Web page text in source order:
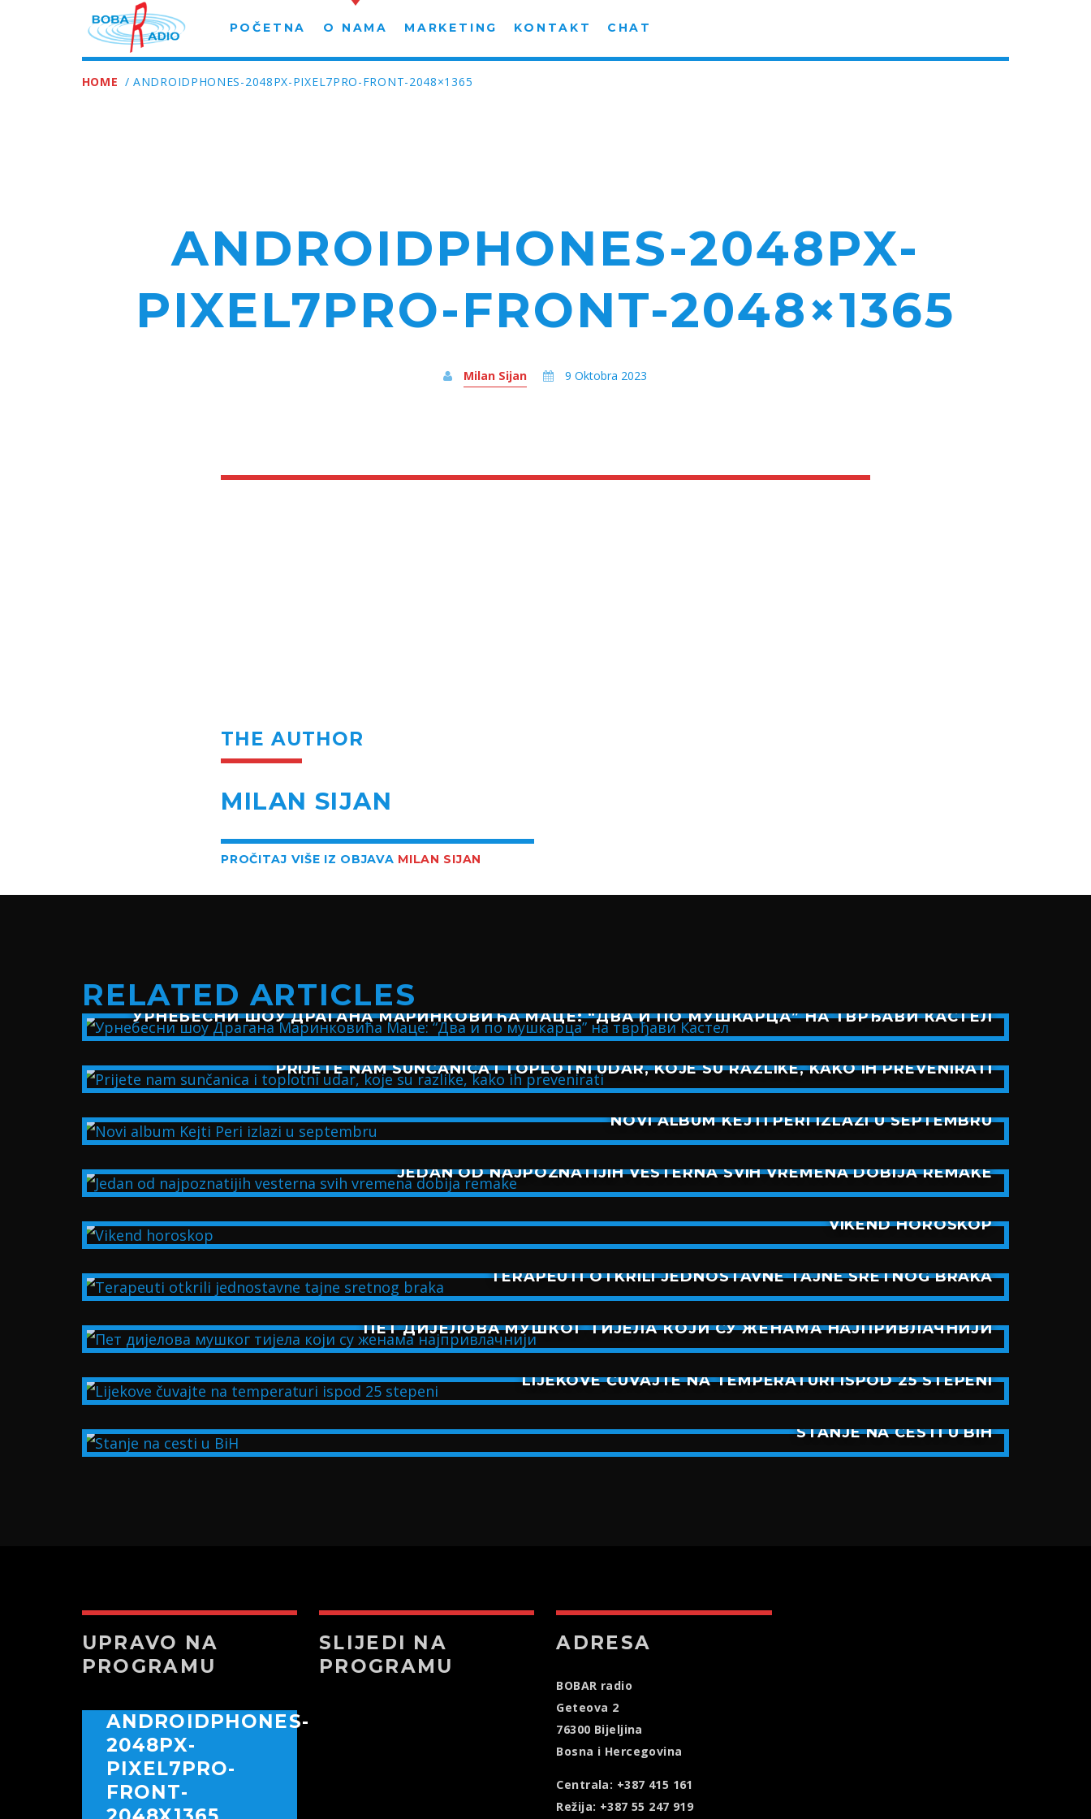
POČETNA O NAMA MARKETING KONTAKT CHAT
HOME / ANDROIDPHONES-2048PX-PIXEL7PRO-FRONT-2048×1365
ANDROIDPHONES-2048PX-
PIXEL7PRO-FRONT-2048×1365
Milan Sijan 9 Oktobra 2023
THE AUTHOR
MILAN SIJAN
PROČITAJ VIŠE IZ OBJAVA MILAN SIJAN
RELATED ARTICLES
УРНЕБЕСНИ ШОУ ДРАГАНА МАРИНКОВИЋА МАЦЕ: “ДВА И ПО МУШКАРЦА” НА ТВРЂАВИ КАСТЕЛ
PRIJETE NAM SUNČANICA I TOPLOTNI UDAR, KOJE SU RAZLIKE, KAKO IH PREVENIRATI
NOVI ALBUM KEJTI PERI IZLAZI U SEPTEMBRU
JEDAN OD NAJPOZNATIJIH VESTERNA SVIH VREMENA DOBIJA REMAKE
VIKEND HOROSKOP
TERAPEUTI OTKRILI JEDNOSTAVNE TAJNE SRETNOG BRAKA
ПЕТ ДИЈЕЛОВА МУШКОГ ТИЈЕЛА КОЈИ СУ ЖЕНАМА НАЈПРИВЛАЧНИЈИ
LIJEKOVE ČUVAJTE NA TEMPERATURI ISPOD 25 STEPENI
STANJE NA CESTI U BIH
UPRAVO NA
PROGRAMU
ANDROIDPHONES-
2048PX-
PIXEL7PRO-
FRONT-
SLIJEDI NA
PROGRAMU
ADRESA
BOBAR radio
Geteova 2
76300 Bijeljina
Bosna i Hercegovina
Centrala: +387 415 161
Režija: +387 55 247 919